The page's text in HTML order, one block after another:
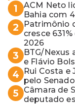
1
ACM Neto
Bahia com
2
Patrimônio
cresce
2026
3
BTG/Nexus
e Flávio
4
Rui Costa e
pelo
5
Câmara de
deputado